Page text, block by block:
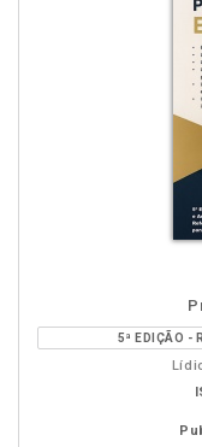
5ª EDIÇÃO -